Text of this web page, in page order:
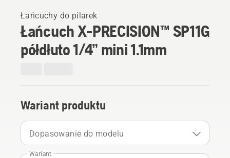
Łańcuchy do pilarek
Łańcuch X-PRECISION™ SP11G
półdłuto 1/4” mini 1.1mm
Wariant produktu
Dopasowanie do modelu
Wariant